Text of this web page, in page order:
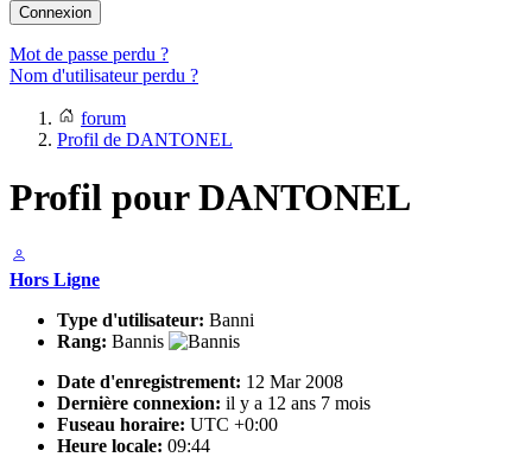
Connexion
Mot de passe perdu ?
Nom d'utilisateur perdu ?
forum
Profil de DANTONEL
Profil pour DANTONEL
Hors Ligne
Type d'utilisateur: Banni
Rang: Bannis
Date d'enregistrement: 12 Mar 2008
Dernière connexion: il y a 12 ans 7 mois
Fuseau horaire: UTC +0:00
Heure locale: 09:44